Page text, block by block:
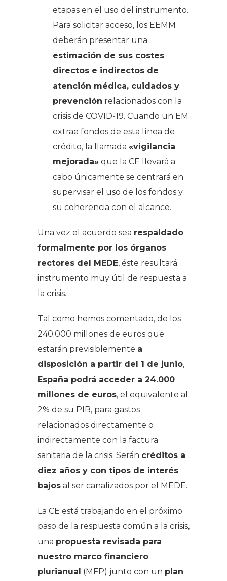
etapas en el uso del instrumento.
Para solicitar acceso, los EEMM
deberán presentar una
estimación de sus costes
directos e indirectos de
atención médica, cuidados y
prevención relacionados con la
crisis de COVID-19. Cuando un EM
extrae fondos de esta línea de
crédito, la llamada «vigilancia
mejorada» que la CE llevará a
cabo únicamente se centrará en
supervisar el uso de los fondos y
su coherencia con el alcance.
Una vez el acuerdo sea respaldado
formalmente por los órganos
rectores del MEDE, éste resultará
instrumento muy útil de respuesta a
la crisis.
Tal como hemos comentado, de los
240.000 millones de euros que
estarán previsiblemente a
disposición a partir del 1 de junio,
España podrá acceder a 24.000
millones de euros, el equivalente al
2% de su PIB, para gastos
relacionados directamente o
indirectamente con la factura
sanitaria de la crisis. Serán créditos a
diez años y con tipos de interés
bajos al ser canalizados por el MEDE.
La CE está trabajando en el próximo
paso de la respuesta común a la crisis,
una propuesta revisada para
nuestro marco financiero
plurianual (MFP) junto con un plan